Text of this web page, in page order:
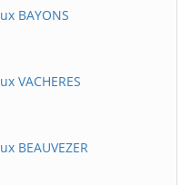
BAYONS
VACHERES
BEAUVEZER